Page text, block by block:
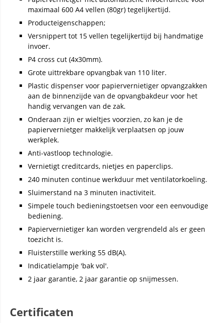
maximaal 600 A4 vellen (80gr) tegelijkertijd.
Producteigenschappen;
Versnippert tot 15 vellen tegelijkertijd bij handmatige
invoer.
P4 cross cut (4x30mm).
Grote uittrekbare opvangbak van 110 liter.
Plastic dispenser voor papiervernietiger opvangzakken
aan de binnenzijde van de opvangbakdeur voor het
handig vervangen van de zak.
Onderaan zijn er wieltjes voorzien, zo kan je de
papiervernietger makkelijk verplaatsen op jouw
werkplek.
Anti-vastloop technologie.
Vernietigt creditcards, nietjes en paperclips.
240 minuten continue werkduur met ventilatorkoeling.
Sluimerstand na 3 minuten inactiviteit.
Simpele touch bedieningstoetsen voor een eenvoudige
bediening.
Papiervernietiger kan worden vergrendeld als er geen
toezicht is.
Fluisterstille werking 55 dB(A).
Indicatielampje 'bak vol'.
2 jaar garantie, 2 jaar garantie op snijmessen.
Certificaten